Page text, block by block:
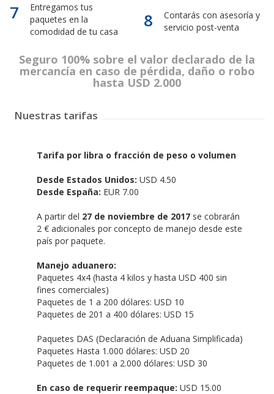
7
Entregamos tus
paquetes en la
comodidad de tu casa
8
Contarás con asesoría y
servicio post-venta
Seguro 100% sobre el valor declarado de la
mercancía en caso de pérdida, daño o robo
hasta USD 2.000
Nuestras tarifas
Tarifa por libra o fracción de peso o volumen
Desde Estados Unidos: USD 4.50
Desde España: EUR 7.00
A partir del 27 de noviembre de 2017 se cobrarán
2 € adicionales por concepto de manejo desde este
país por paquete.
Manejo aduanero:
Paquetes 4x4 (hasta 4 kilos y hasta USD 400 sin
fines comerciales)
Paquetes de 1 a 200 dólares: USD 10
Paquetes de 201 a 400 dólares: USD 15
Paquetes DAS (Declaración de Aduana Simplificada)
Paquetes Hasta 1.000 dólares: USD 20
Paquetes de 1.001 a 2.000 dólares: USD 30
En caso de requerir reempaque: USD 15.00